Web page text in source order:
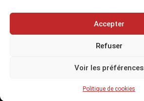
Accepter
Refuser
Voir les préférences
Politique de cookies
Site Map